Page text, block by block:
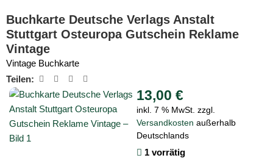
Buchkarte Deutsche Verlags Anstalt
Stuttgart Osteuropa Gutschein Reklame
Vintage
Vintage Buchkarte
Teilen:
13,00 €
inkl. 7 % MwSt. zzgl.
Versandkosten außerhalb
Deutschlands
1 vorrätig